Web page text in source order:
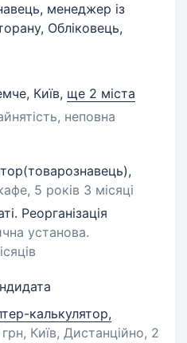
менеджер із
Обліковець,
Київ, ще 2 міста
неповна
5 років 3 місяці
Реорганізація
установа.
калькулятор,
Київ, Дистанційно, 2